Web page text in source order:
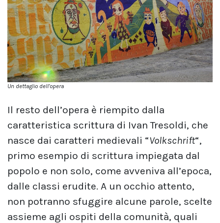
Un dettaglio dell’opera
Il resto dell’opera è riempito dalla
caratteristica scrittura di Ivan Tresoldi, che
nasce dai caratteri medievali “Volkschrift“,
primo esempio di scrittura impiegata dal
popolo e non solo, come avveniva all’epoca,
dalle classi erudite. A un occhio attento,
non potranno sfuggire alcune parole, scelte
assieme agli ospiti della comunità, quali